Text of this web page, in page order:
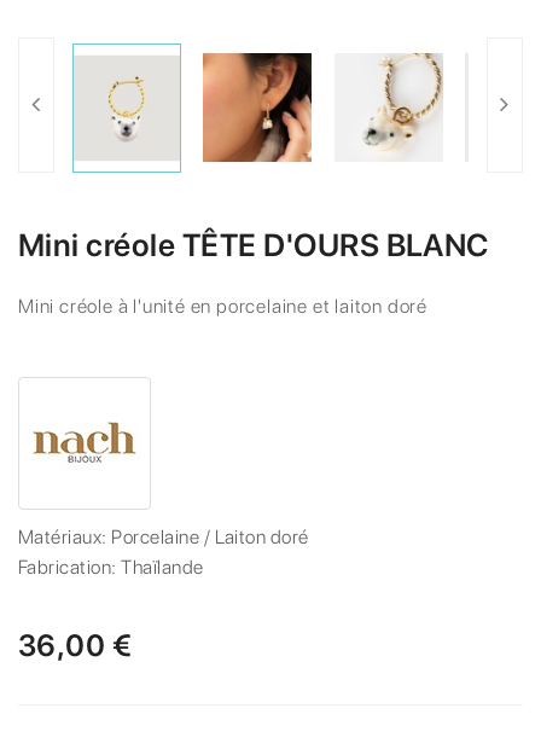
Mini créole TÊTE D'OURS BLANC
Mini créole à l'unité en porcelaine et laiton doré
Matériaux: Porcelaine / Laiton doré
Fabrication:Thaïlande
36,00 €